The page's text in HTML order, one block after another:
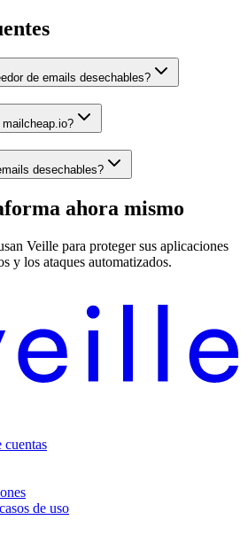
de emails desechables?
desechables?
ahora mismo
Veille para proteger sus aplicaciones
y los ataques automatizados.
cuentas
de uso